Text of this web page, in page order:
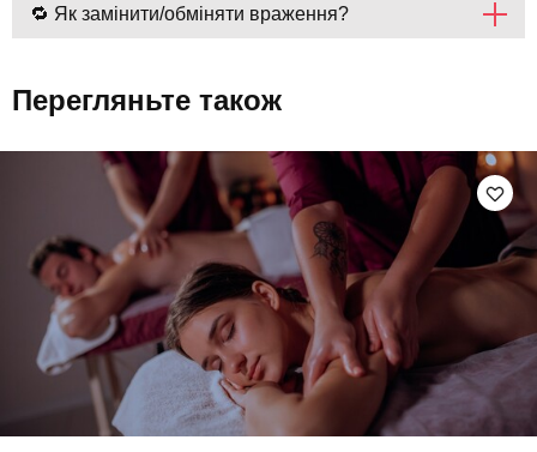
🔁 Як замінити/обміняти враження?
Перегляньте також